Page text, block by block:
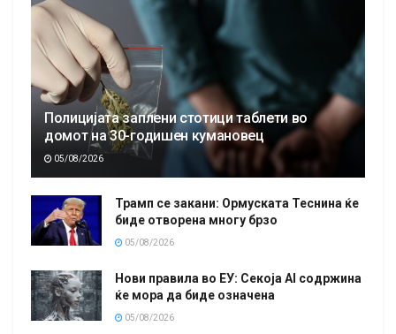
Полицијата заплени стотици таблети во
домот на 30-годишен кумановец
05/08/2026
Трамп се закани: Ормуската Теснина ќе
биде отворена многу брзо
05/08/2026
Нови правила во ЕУ: Секоја AI содржина
ќе мора да биде означена
05/08/2026